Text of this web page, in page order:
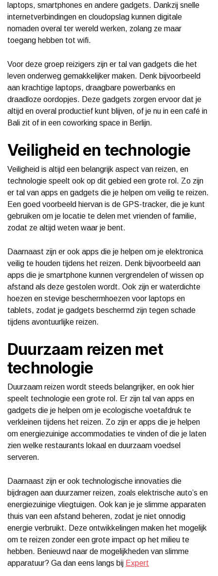
laptops, smartphones en andere gadgets. Dankzij snelle
internetverbindingen en cloudopslag kunnen digitale
nomaden overal ter wereld werken, zolang ze maar
toegang hebben tot wifi.
Voor deze groep reizigers zijn er tal van gadgets die het
leven onderweg gemakkelijker maken. Denk bijvoorbeeld
aan krachtige laptops, draagbare powerbanks en
draadloze oordopjes. Deze gadgets zorgen ervoor dat je
altijd en overal productief kunt blijven, of je nu in een café in
Bali zit of in een coworking space in Berlijn.
Veiligheid en technologie
Veiligheid is altijd een belangrijk aspect van reizen, en
technologie speelt ook op dit gebied een grote rol. Zo zijn
er tal van apps en gadgets die je helpen om veilig te reizen.
Een goed voorbeeld hiervan is de GPS-tracker, die je kunt
gebruiken om je locatie te delen met vrienden of familie,
zodat ze altijd weten waar je bent.
Daarnaast zijn er ook apps die je helpen om je elektronica
veilig te houden tijdens het reizen. Denk bijvoorbeeld aan
apps die je smartphone kunnen vergrendelen of wissen op
afstand als deze gestolen wordt. Ook zijn er waterdichte
hoezen en stevige beschermhoezen voor laptops en
tablets, zodat je gadgets beschermd zijn tegen schade
tijdens avontuurlijke reizen.
Duurzaam reizen met
technologie
Duurzaam reizen wordt steeds belangrijker, en ook hier
speelt technologie een grote rol. Er zijn tal van apps en
gadgets die je helpen om je ecologische voetafdruk te
verkleinen tijdens het reizen. Zo zijn er apps die je helpen
om energiezuinige accommodaties te vinden of die je laten
zien welke restaurants lokaal en duurzaam voedsel
serveren.
Daarnaast zijn er ook technologische innovaties die
bijdragen aan duurzamer reizen, zoals elektrische auto’s en
energiezuinige vliegtuigen. Ook kan je je slimme apparaten
thuis van een afstand beheren, zodat je niet onnodig
energie verbruikt. Deze ontwikkelingen maken het mogelijk
om te reizen zonder een grote impact op het milieu te
hebben. Benieuwd naar de mogelijkheden van slimme
apparatuur? Ga dan eens langs bij Expert